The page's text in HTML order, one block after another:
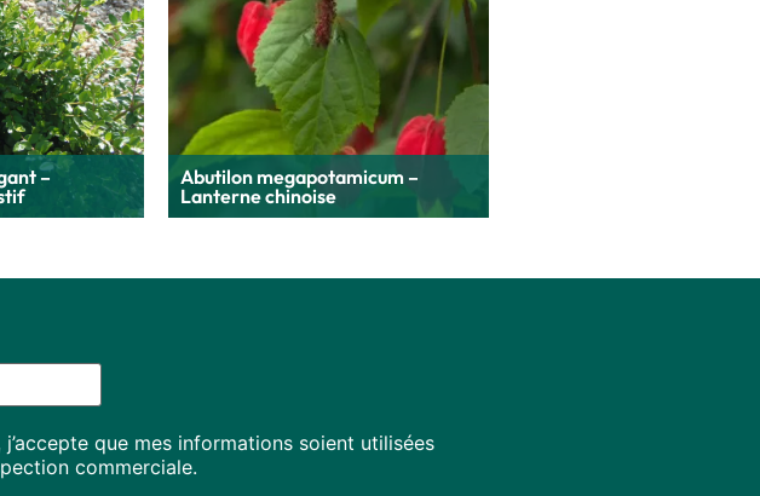
–
Abutilon megapotamicum –
Lanterne chinoise
j’accepte que mes informations soient utilisées
commerciale.